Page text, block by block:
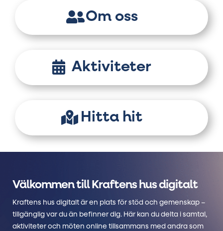
Om oss
Aktiviteter
Hitta hit
Välkommen till Kraftens hus digitalt
Kraftens hus digitalt är en plats för stöd och gemenskap –
tillgänglig var du än befinner dig. Här kan du delta i samtal,
aktiviteter och möten online tillsammans med andra som